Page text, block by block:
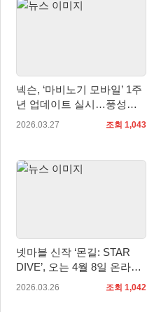
넥슨, ‘마비노기 모바일’ 1주
년 업데이트 실시…풍성한
혜택 제공
2026.03.27 조회 1,043
넷마블 신작 ‘몬길: STAR
DIVE’, 오는 4월 8일 온라인
쇼케이스 예고
2026.03.26 조회 1,042